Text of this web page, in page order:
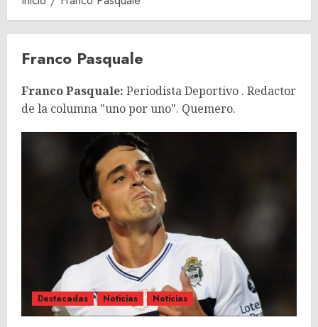
Franco Pasquale
Franco Pasquale: Periodista Deportivo . Redactor
de la columna "uno por uno". Quemero.
Destacadas Noticias Noticias